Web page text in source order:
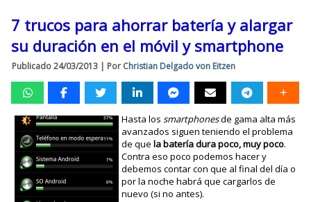
7 trucos para ahorrar batería y alargar
su duración en el móvil y smartphone
Publicado 24/03/2013 | Por Christian Delgado von Eitzen
Hasta los smartphonesde gama alta más
avanzados siguen teniendo el problema
de que la batería dura poco, muy poco.
Contra eso poco podemos hacer y
debemos contar con que al final del día o
por la noche habrá que cargarlos de
nuevo (si no antes).